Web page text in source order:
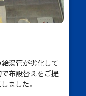
湯管が劣化して
布設替えをご提
ました。